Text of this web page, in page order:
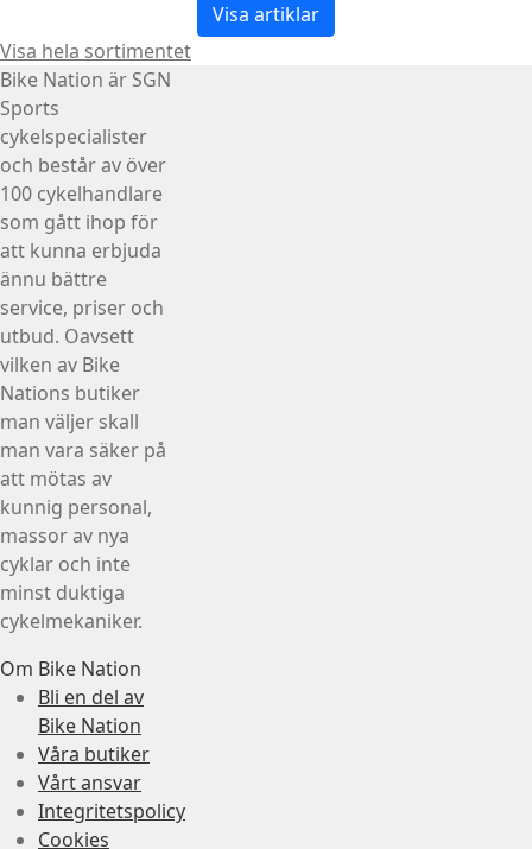
Visa artiklar
Visa hela sortimentet
Bike Nation är SGN
Sports
cykelspecialister
och består av över
100 cykelhandlare
som gått ihop för
att kunna erbjuda
ännu bättre
service, priser och
utbud. Oavsett
vilken av Bike
Nations butiker
man väljer skall
man vara säker på
att mötas av
kunnig personal,
massor av nya
cyklar och inte
minst duktiga
cykelmekaniker.
Om Bike Nation
Bli en del av
Bike Nation
Våra butiker
Vårt ansvar
Integritetspolicy
Cookies